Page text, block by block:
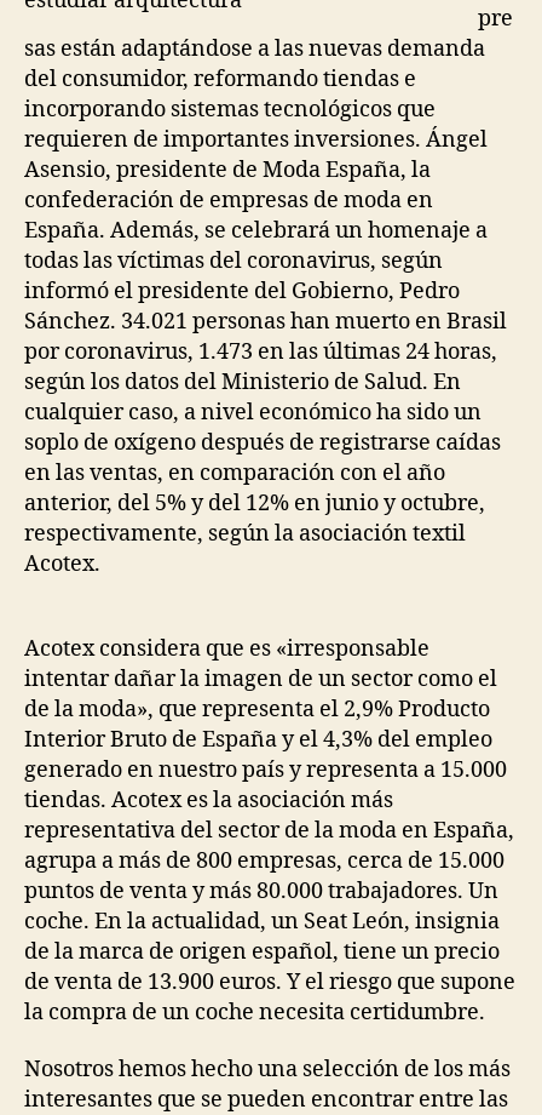
pre
sas están adaptándose a las nuevas demanda
del consumidor, reformando tiendas e
incorporando sistemas tecnológicos que
requieren de importantes inversiones. Ángel
Asensio, presidente de Moda España, la
confederación de empresas de moda en
España. Además, se celebrará un homenaje a
todas las víctimas del coronavirus, según
informó el presidente del Gobierno, Pedro
Sánchez. 34.021 personas han muerto en Brasil
por coronavirus, 1.473 en las últimas 24 horas,
según los datos del Ministerio de Salud. En
cualquier caso, a nivel económico ha sido un
soplo de oxígeno después de registrarse caídas
en las ventas, en comparación con el año
anterior, del 5% y del 12% en junio y octubre,
respectivamente, según la asociación textil
Acotex.
Acotex considera que es «irresponsable
intentar dañar la imagen de un sector como el
de la moda», que representa el 2,9% Producto
Interior Bruto de España y el 4,3% del empleo
generado en nuestro país y representa a 15.000
tiendas. Acotex es la asociación más
representativa del sector de la moda en España,
agrupa a más de 800 empresas, cerca de 15.000
puntos de venta y más 80.000 trabajadores. Un
coche. En la actualidad, un Seat León, insignia
de la marca de origen español, tiene un precio
de venta de 13.900 euros. Y el riesgo que supone
la compra de un coche necesita certidumbre.
Nosotros hemos hecho una selección de los más
interesantes que se pueden encontrar entre las